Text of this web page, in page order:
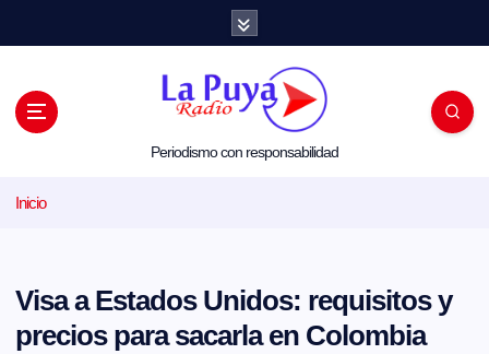
l
Periodismo con responsabilidad
Inicio
Visa a Estados Unidos: requisitos y
precios para sacarla en Colombia